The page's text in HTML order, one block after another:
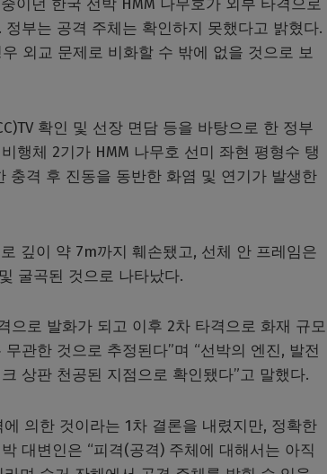
이던 한국 선박 HMM 나무호가 외부 타격으로
부는 공격 주체는 확인하지 못했다고 밝혔다.
외교 문제로 비화할 수 밖에 없을 것으로 보
확인 및 선장 면담 등을 바탕으로 한 정부
행체 2기가 HMM 나무호 선미 좌현 평형수 탱
충격 후 진동을 동반한 화염 및 연기가 발생한
깊이 약 7m까지 훼손됐고, 선체 안 프레임은
굴곡된 것으로 나타났다.
으로 발화가 되고 이후 2차 타격으로 화재 규모
관한 것으로 추정된다”며 “선박의 엔진, 발전
상판 천공된 지점으로 확인됐다”고 말했다.
의한 것이라는 1차 결론을 내렸지만, 정확한
대변인은 “피격(공격) 주체에 대해서는 아직